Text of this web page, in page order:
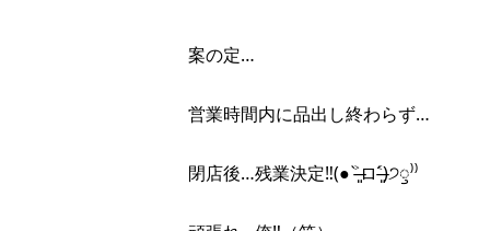
案の定…
営業時間内に品出し終わらず…
閉店後…残業決定‼︎(● ˃̶͈̀ロ˂̶͈́)੭ꠥ⁾⁾